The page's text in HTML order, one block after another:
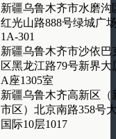
新疆乌鲁木齐市水磨沟
红光山路888号绿城广
1A-301
新疆乌鲁木齐市沙依巴
区黑龙江路79号新界大
A座1305室
新疆乌鲁木齐高新区（
市区）北京南路358号
国际10层1017